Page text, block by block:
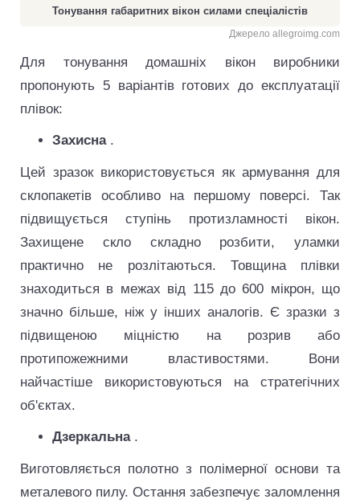
Тонування габаритних вікон силами спеціалістів
Джерело allegroimg.com
Для тонування домашніх вікон виробники
пропонують 5 варіантів готових до експлуатації
плівок:
Захисна.
Цей зразок використовується як армування для
склопакетів особливо на першому поверсі. Так
підвищується ступінь протизламності вікон.
Захищене скло складно розбити, уламки
практично не розлітаються. Товщина плівки
знаходиться в межах від 115 до 600 мікрон, що
значно більше, ніж у інших аналогів. Є зразки з
підвищеною міцністю на розрив або
протипожежними властивостями. Вони
найчастіше використовуються на стратегічних
об'єктах.
Дзеркальна.
Виготовляється полотно з полімерної основи та
металевого пилу. Остання забезпечує заломлення